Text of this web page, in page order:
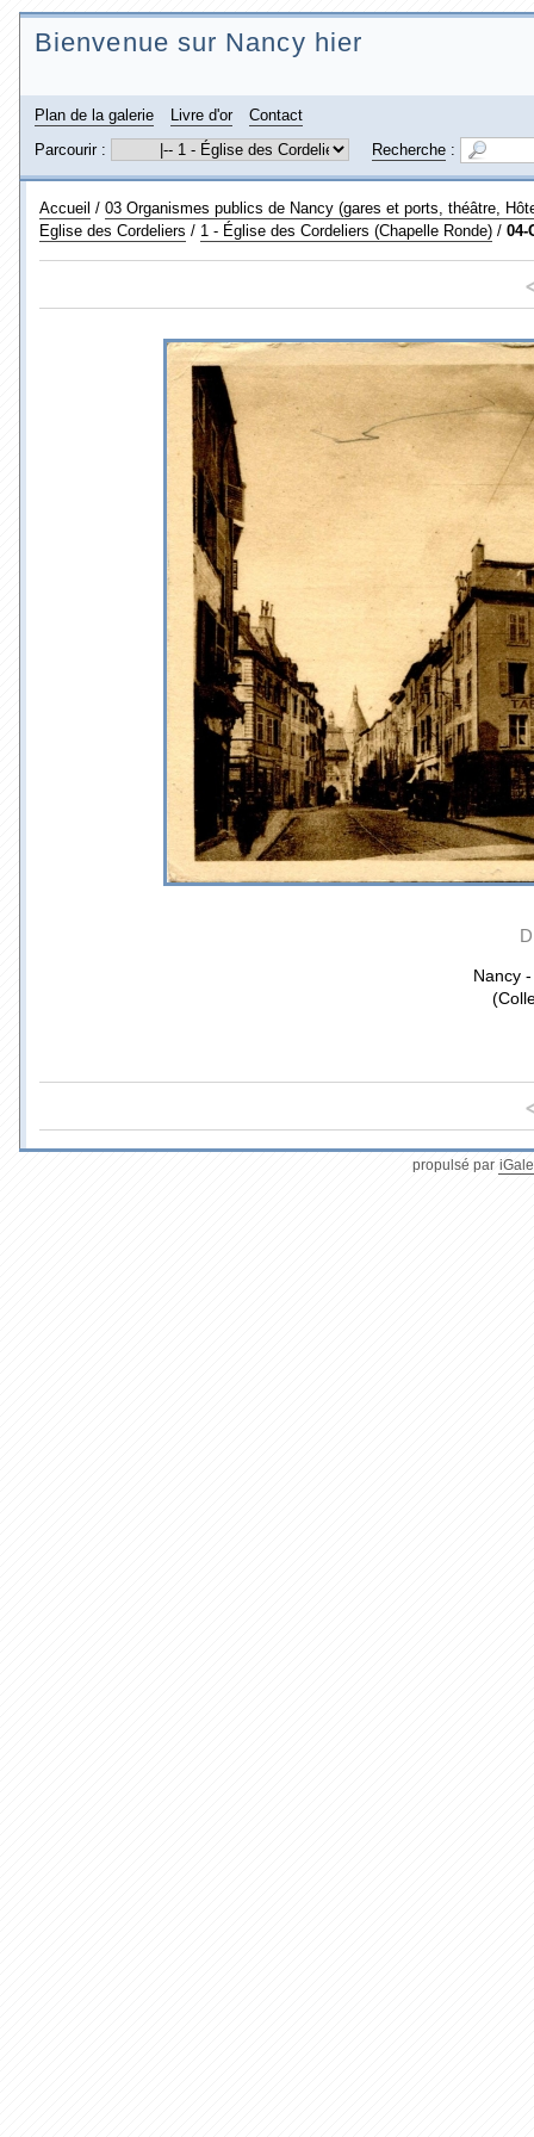
Bienvenue sur Nancy hier
Plan de la galerie Livre d'or
Contact
Parcourir :
Recherche :
Accueil / 03 Organismes publics de Nancy (gares et ports, théâtre,
Eglise des Cordeliers / 1 - Église des Cordeliers (Chapelle Ronde) / 04-
Nancy
propulsé par